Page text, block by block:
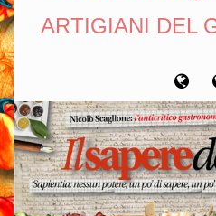
ARTIGIANI DEL